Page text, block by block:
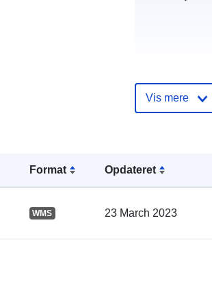
Format Opdateret
WMS 23 March 2023
Vis mere